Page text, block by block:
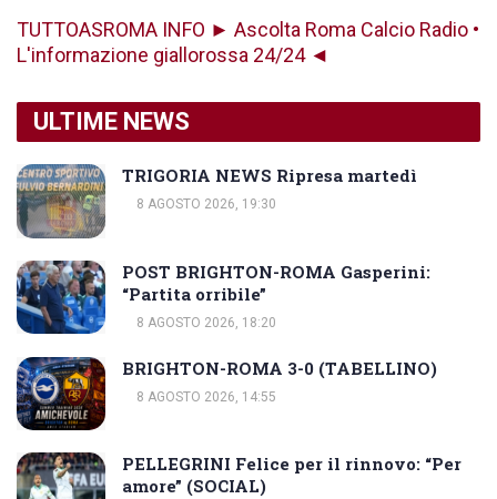
TUTTOASROMA INFO ► Ascolta Roma Calcio Radio •
L'informazione giallorossa 24/24 ◄
ULTIME NEWS
TRIGORIA NEWS Ripresa martedì
8 AGOSTO 2026, 19:30
POST BRIGHTON-ROMA Gasperini:
“Partita orribile”
8 AGOSTO 2026, 18:20
BRIGHTON-ROMA 3-0 (TABELLINO)
8 AGOSTO 2026, 14:55
PELLEGRINI Felice per il rinnovo: “Per
amore” (SOCIAL)